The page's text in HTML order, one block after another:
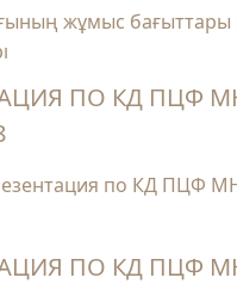
жұмыс бағыттары
ПО КД ПЦФ
по КД ПЦФ
ПО КД ПЦФ